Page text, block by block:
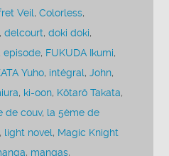
Veil,Colorless,
,delcourt,doki doki,
,episode, FUKUDA Ikumi,
Yuho, intégral,John,
, ki-oon, Kôtarô Takata,
de couv, la 5ème de
, light novel, Magic Knight
, mangas,